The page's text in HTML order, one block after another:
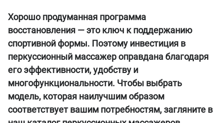
Хорошо продуманная программа
восстановления — это ключ к поддержанию
спортивной формы. Поэтому инвестиция в
перкуссионный массажер оправдана благодаря
его эффективности, удобству и
многофункциональности. Чтобы выбрать
модель, которая наилучшим образом
соответствует вашим потребностям, загляните в